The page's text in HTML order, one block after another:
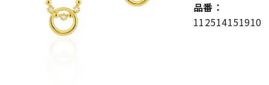
品番：
112514151910